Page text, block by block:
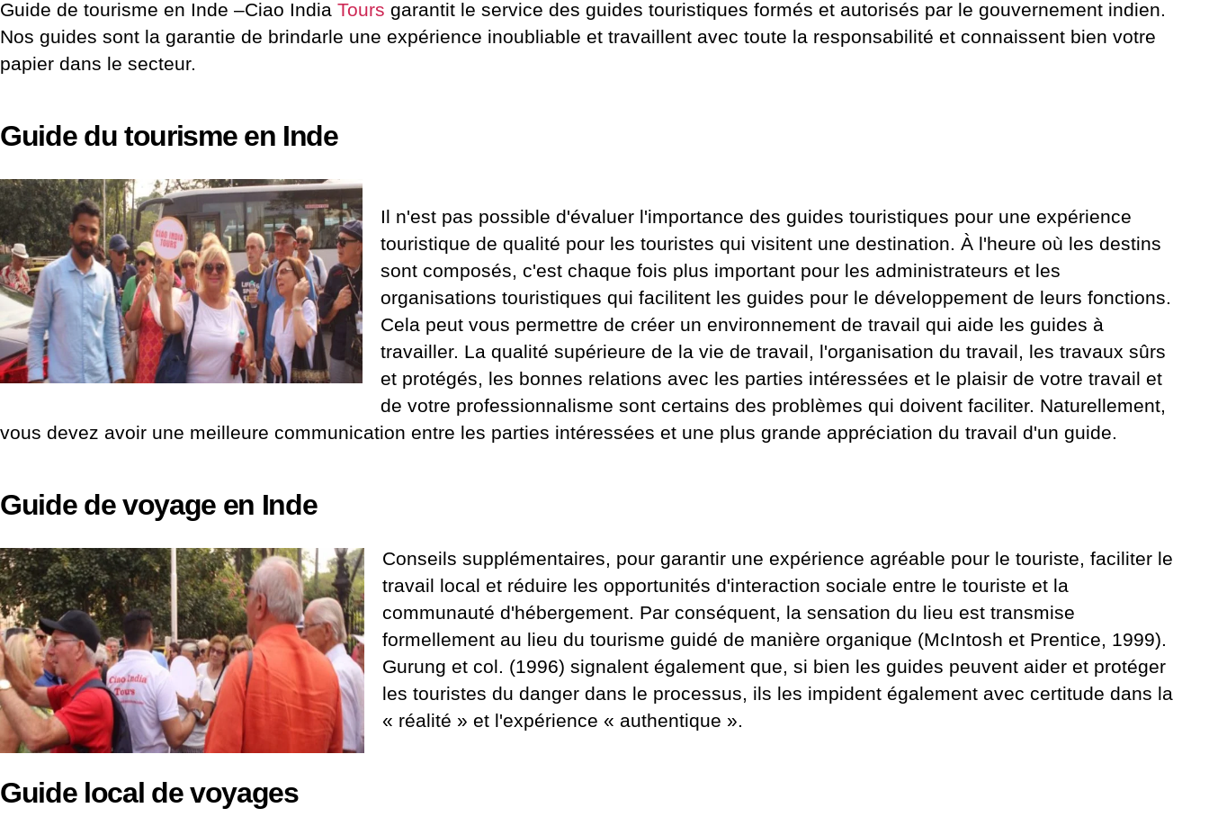
Guide de tourisme en Inde –Ciao India Tours garantit le service des guides touristiques formés et autorisés par le gouvernement indien.
Nos guides sont la garantie de brindarle une expérience inoubliable et travaillent avec toute la responsabilité et connaissent bien votre
papier dans le secteur.
Guide du tourisme en Inde
Il n'est pas possible d'évaluer l'importance des guides touristiques pour une expérience
touristique de qualité pour les touristes qui visitent une destination. À l'heure où les destins
sont composés, c'est chaque fois plus important pour les administrateurs et les
organisations touristiques qui facilitent les guides pour le développement de leurs fonctions.
Cela peut vous permettre de créer un environnement de travail qui aide les guides à
travailler. La qualité supérieure de la vie de travail, l'organisation du travail, les travaux sûrs
et protégés, les bonnes relations avec les parties intéressées et le plaisir de votre travail et
de votre professionnalisme sont certains des problèmes qui doivent faciliter. Naturellement,
vous devez avoir une meilleure communication entre les parties intéressées et une plus grande appréciation du travail d'un guide.
Guide de voyage en Inde
Conseils supplémentaires, pour garantir une expérience agréable pour le touriste, faciliter le
travail local et réduire les opportunités d'interaction sociale entre le touriste et la
communauté d'hébergement. Par conséquent, la sensation du lieu est transmise
formellement au lieu du tourisme guidé de manière organique (McIntosh et Prentice, 1999).
Gurung et col. (1996) signalent également que, si bien les guides peuvent aider et protéger
les touristes du danger dans le processus, ils les impident également avec certitude dans la
« réalité » et l'expérience « authentique ».
Guide local de voyages